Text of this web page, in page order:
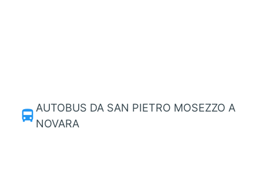
directions_bus AUTOBUS DA SAN PIETRO MOSEZZO A
NOVARA